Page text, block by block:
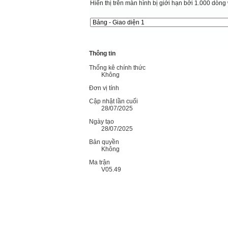
Hiển thị trên màn hình bị giới hạn bởi 1.000 dòng
Thông tin
Thống kê chính thức
Không
Đơn vị tính
Cập nhật lần cuối
28/07/2025
Ngày tạo
28/07/2025
Bản quyền
Không
Ma trận
V05.49